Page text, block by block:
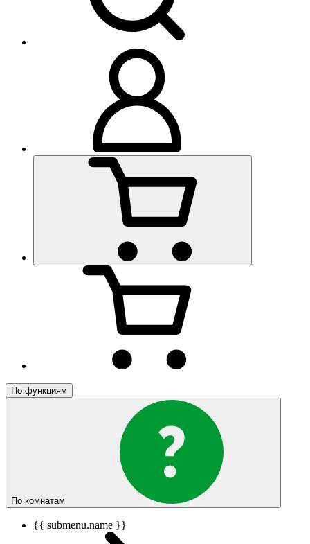
По функциям
По комнатам
{{ submenu.name }}